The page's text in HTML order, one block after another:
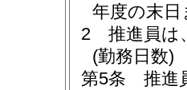
年度の末
2
推進員は
(勤務日数)
第5条
推進